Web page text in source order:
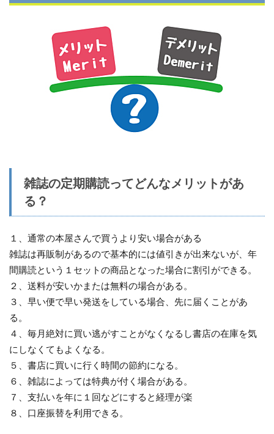
雑誌の定期購読ってどんなメリットがあ
る？
１、通常の本屋さんで買うより安い場合がある
雑誌は再販制があるので基本的には値引きが出来ないが、年
間購読という１セットの商品となった場合に割引ができる。
２、送料が安いかまたは無料の場合がある。
３、早い便で早い発送をしている場合、先に届くことがあ
る。
４、毎月絶対に買い逃がすことがなくなるし書店の在庫を気
にしなくてもよくなる。
５、書店に買いに行く時間の節約になる。
６、雑誌によっては特典が付く場合がある。
７、支払いを年に１回などにすると経理が楽
８、口座振替を利用できる。